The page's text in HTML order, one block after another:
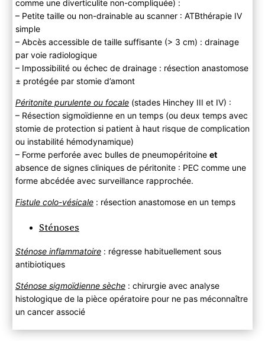
comme une diverticulite non-compliquée) :
– Petite taille ou non-drainable au scanner : ATBthérapie IV
simple
– Abcès accessible de taille suffisante (> 3 cm) : drainage
par voie radiologique
– Impossibilité ou échec de drainage : résection anastomose
± protégée par stomie d’amont
Péritonite purulente ou focale(stades Hinchey III et IV) :
– Résection sigmoïdienne en un temps (ou deux temps avec
stomie de protection si patient à haut risque de complication
ou instabilité hémodynamique)
– Forme perforée avec bulles de pneumopéritoine et
absence de signes cliniques de péritonite : PEC comme une
forme abcédée avec surveillance rapprochée.
Fistule colo-vésicale: résection anastomose en un temps
Sténoses
Sténose inflammatoire: régresse habituellement sous
antibiotiques
Sténose sigmoïdienne sèche: chirurgie avec analyse
histologique de la pièce opératoire pour ne pas méconnaître
un cancer associé